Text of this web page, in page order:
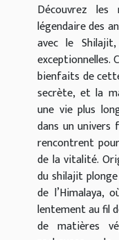
Découvrez
légendaire des
avec le
exceptionnelles.
bienfaits de
secrète, et la
une vie plus
dans un
rencontrent
de la vitalité.
du shilajit
de l’Himalaya,
lentement au fil
de matières